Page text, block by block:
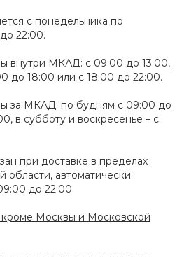
с понедельника по
22:00.
внутри МКАД: с 09:00 до 13:00,
до 18:00 или с 18:00 до 22:00.
за МКАД: по будням с 09:00 до
в субботу и воскресенье – с
при доставке в пределах
автоматически
до 22:00.
Москвы и Московской